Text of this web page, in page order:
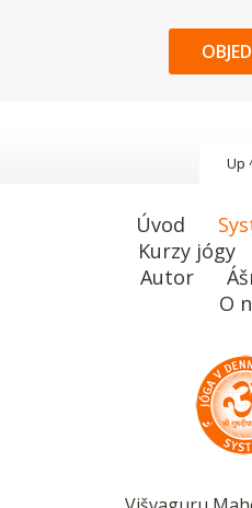
Up
Úvod
Kurzy jógy
Autor
O